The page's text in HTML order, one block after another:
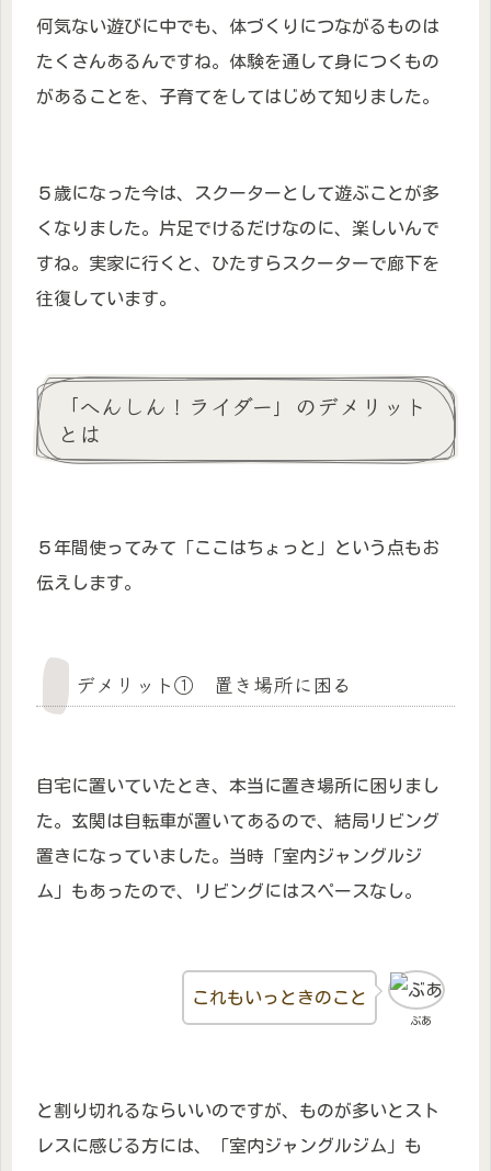
何気ない遊びに中でも、体づくりにつながるものは
たくさんあるんですね。体験を通して身につくもの
があることを、子育てをしてはじめて知りました。
５歳になった今は、スクーターとして遊ぶことが多
くなりました。片足でけるだけなのに、楽しいんで
すね。実家に行くと、ひたすらスクーターで廊下を
往復しています。
「へんしん！ライダー」のデメリット
とは
５年間使ってみて「ここはちょっと」という点もお
伝えします。
デメリット① 置き場所に困る
自宅に置いていたとき、本当に置き場所に困りまし
た。玄関は自転車が置いてあるので、結局リビング
置きになっていました。当時「室内ジャングルジ
ム」もあったので、リビングにはスペースなし。
ぶあ
これもいっときのこと
と割り切れるならいいのですが、ものが多いとスト
レスに感じる方には、「室内ジャングルジム」も